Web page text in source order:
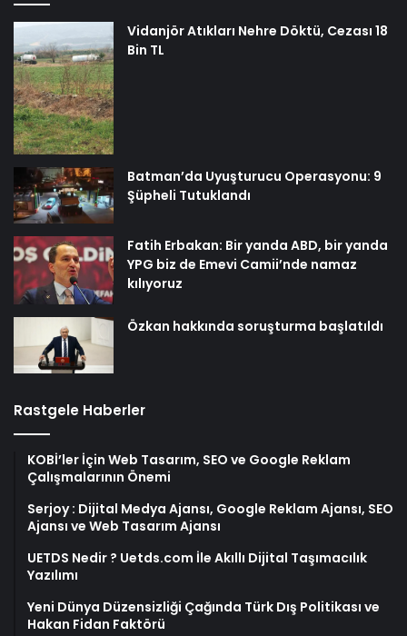
Vidanjör Atıkları Nehre Döktü, Cezası 18
Bin TL
Batman’da Uyuşturucu Operasyonu: 9
Şüpheli Tutuklandı
Fatih Erbakan: Bir yanda ABD, bir yanda
YPG biz de Emevi Camii’nde namaz
kılıyoruz
Özkan hakkında soruşturma başlatıldı
Rastgele Haberler
KOBİ’ler İçin Web Tasarım, SEO ve Google Reklam
Çalışmalarının Önemi
Serjoy : Dijital Medya Ajansı, Google Reklam Ajansı, SEO
Ajansı ve Web Tasarım Ajansı
UETDS Nedir ? Uetds.com İle Akıllı Dijital Taşımacılık
Yazılımı
Yeni Dünya Düzensizliği Çağında Türk Dış Politikası ve
Hakan Fidan Faktörü